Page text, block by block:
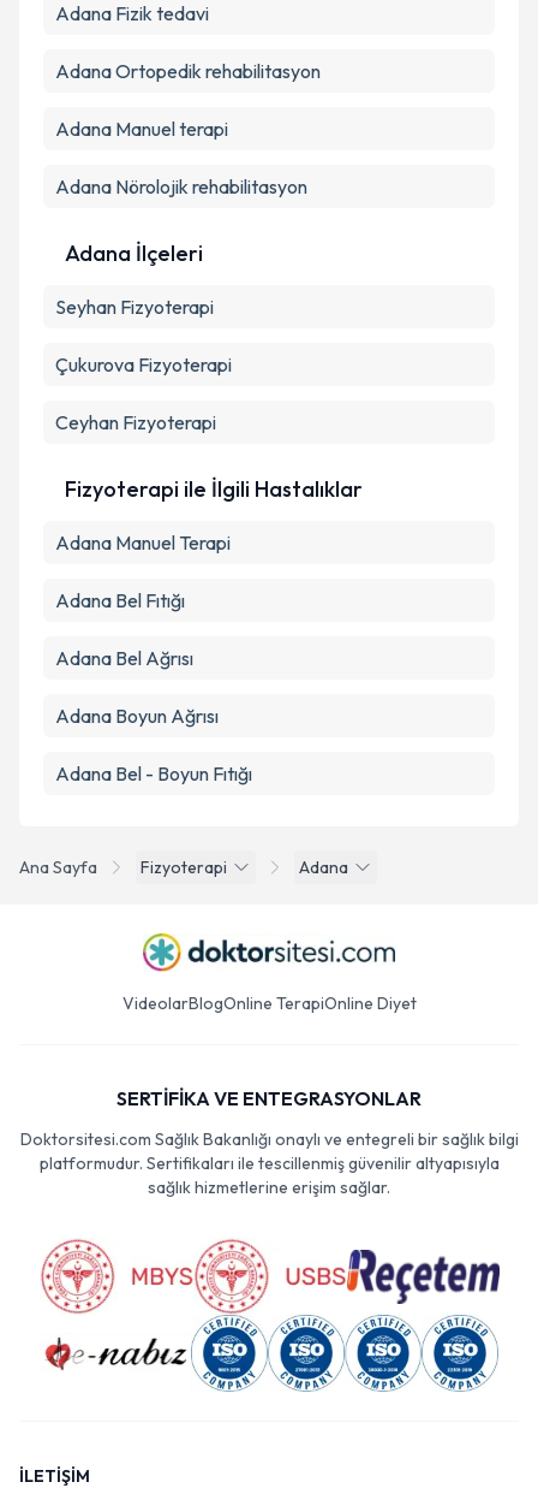
Kişisel verilerimin işlenmesine ilişkin
Takvim Talebini Gönder
Ana Sayfa Fizyoterapi Adana
Adana Fizik tedavi
Adana Ortopedik rehabilitasyon
Adana Manuel terapi
Adana Nörolojik rehabilitasyon
Adana İlçeleri
Seyhan Fizyoterapi
Çukurova Fizyoterapi
Ceyhan Fizyoterapi
Fizyoterapi ile İlgili Hastalıklar
Adana Manuel Terapi
Adana Bel Fıtığı
Adana Bel Ağrısı
Adana Boyun Ağrısı
Adana Bel - Boyun Fıtığı
VideolarBlogOnline TerapiOnline Diyet
SERTİFİKA VE ENTEGRASYONLAR
Doktorsitesi.com Sağlık Bakanlığı onaylı ve entegreli bir sağlık bilgi
platformudur. Sertifikaları ile tescillenmiş güvenilir altyapısıyla
sağlık hizmetlerine erişim sağlar.
İLETİŞİM